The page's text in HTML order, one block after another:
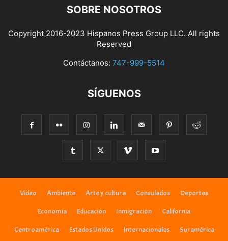
SOBRE NOSOTROS
Copyright 2016-2023 Hispanos Press Group LLC. All rights
Reserved
Contáctanos: 747-999-5514
SÍGUENOS
Video Ambiente Arte y cultura Consulados Deportes
Economía Educación Inmigración California
Centroamérica Estados Unidos Internacionales Suramérica